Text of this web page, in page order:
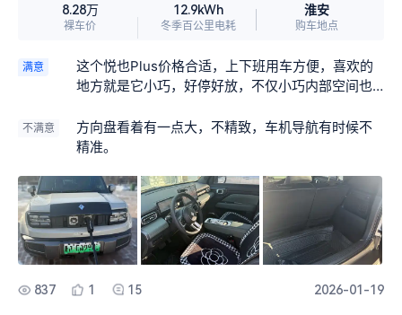
8.28万
裸车价
12.9kWh
冬季百公里电耗
淮安
购车地点
满意
这个悦也Plus价格合适，上下班用车方便，喜欢的
地方就是它小巧，好停好放，不仅小巧内部空间也
们，原来上班来回趟30块，现在在家里慢充才几块
钱
不满意
方向盘看着有一点大，不精致，车机导航有时候不
精准。
837 1 15 2026-01-19